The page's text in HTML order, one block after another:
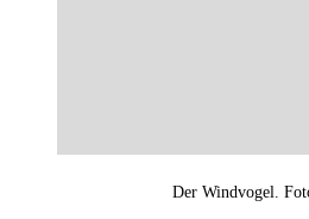
Der Windvogel.